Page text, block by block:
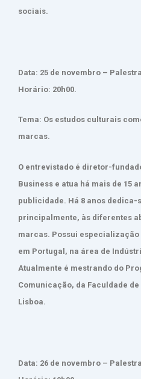
sociais.
Data: 25 de novembro –
Horário: 20h00.
Tema: Os estudos culturais
marcas.
O entrevistado é diretor-
Business e atua há mais de 15
publicidade. Há 8 anos dedica-
principalmente, às diferentes
marcas. Possui
em Portugal, na área de
Atualmente é mestrando do
Comunicação, da Faculdade
Lisboa.
Data: 26 de novembro –